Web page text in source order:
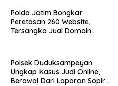
Polda Jatim Bongkar
Peretasan 260 Website,
Tersangka Jual Domain
Polsek Duduksampeyan
Ungkap Kasus Judi Online,
Berawal Dari Laporan Sopir